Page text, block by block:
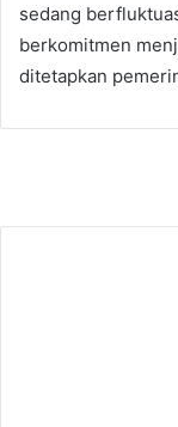
sedang
berkomitmen
ditetapkan